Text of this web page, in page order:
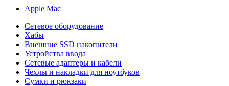
Apple Mac
Сетевое оборудование
Хабы
Внешние SSD накопители
Устройства ввода
Сетевые адаптеры и кабели
Чехлы и накладки для ноутбуков
Сумки и рюкзаки